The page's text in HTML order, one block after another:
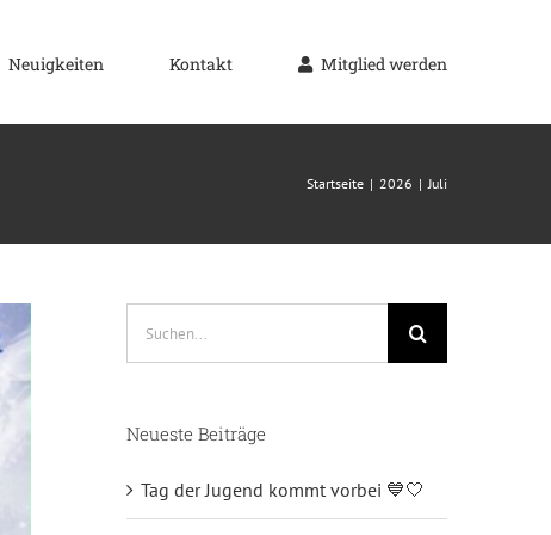
Neuigkeiten Kontakt Mitglied werden
Startseite 2026 Juli
Neueste Beiträge
Tag der Jugend kommt vorbei 💙🤍